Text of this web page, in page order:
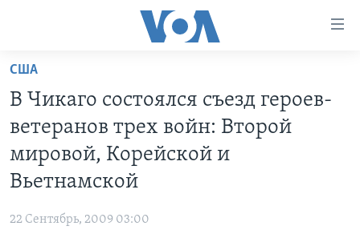
Перейти
основной
контент
Перейти
основной
Перейти
НОВОСТИ ЗА МИНУТУ
ПОЧЕМУ ЭТО ВАЖНО?
ПРОЕКТЫ
УЧИМ АНГЛИЙСКИЙ
А КАК В АМЕРИКЕ?
ЭКСПЕРТИЗА
ФАКТЫ ПРОТИВ ФЕЙКОВ
США
В Чикаго состоялся съезд героев-
ветеранов трех войн: Второй
мировой, Корейской и
Вьетнамской
22 Сентябрь, 2009 03:00